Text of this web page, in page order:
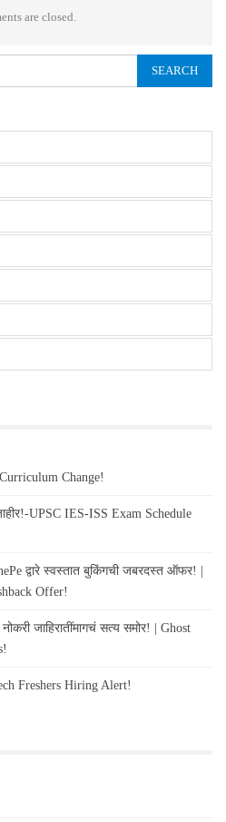
are closed.
Change!
UPSC IES-ISS Exam Schedule
द्वारे स्वस्तात बुकिंगची जबरदस्त ऑफर! |
Offer!
जाहिरातींमागचं सत्य समोर! | Ghost
Freshers Hiring Alert!